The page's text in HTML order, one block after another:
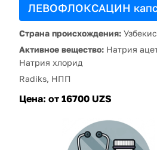
ЛЕВОФЛОКСАЦИН
Страна происхождения:
Активное вещество: Натрия
Натрия хлорид
Radiks, НПП
Цена: от 16700 UZS